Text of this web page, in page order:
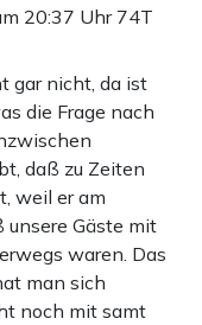
20:37 Uhr 74T
gar nicht, da ist
die Frage nach
daß zu Zeiten
weil er am
unsere Gäste mit
waren. Das
man sich
noch mit samt